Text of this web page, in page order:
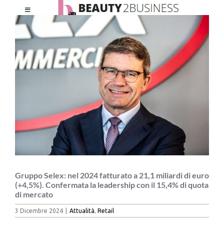
contenuto
Toggle
Navigation
HOME
CATEGORIE
CONTATTI
Ingrandisci
immagine
Gruppo Selex: nel 2024 fatturato a 21,1 miliardi di euro
(+4,5%). Confermata la leadership con il 15,4% di quota
di mercato
3 Dicembre 2024 Attualità, Retail